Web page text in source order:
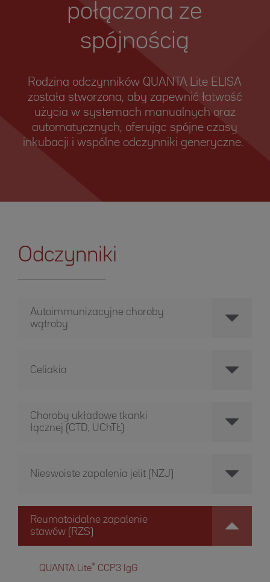
połączona ze
spójnością
Rodzina odczynników QUANTA Lite ELISA
została stworzona, aby zapewnić łatwość
użycia w systemach manualnych oraz
automatycznych, oferując spójne czasy
inkubacji i wspólne odczynniki generyczne.
Odczynniki
Autoimmunizacyjne choroby
wątroby
Celiakia
Choroby układowe tkanki
łącznej (CTD, UChTŁ)
Nieswoiste zapalenia jelit (NZJ)
Reumatoidalne zapalenie
stawów (RZS)
QUANTA Lite® CCP3 IgG